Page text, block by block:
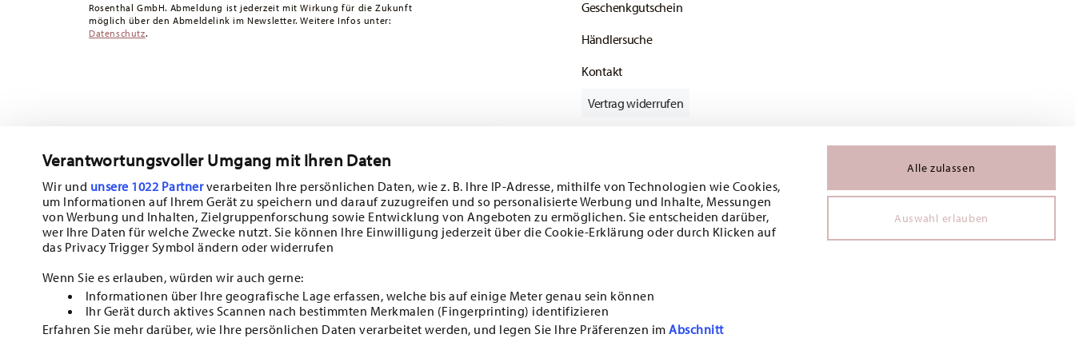
Verantwortungsvoller Umgang mit Ihren Daten
Wir und unsere 1022 Partnerverarbeiten Ihre persönlichen Daten, wie z. B. Ihre IP-Adresse, mithilfe von Technologien wie Cookies,
um Informationen auf Ihrem Gerät zu speichern und darauf zuzugreifen und so personalisierte Werbung und Inhalte, Messungen
von Werbung und Inhalten, Zielgruppenforschung sowie Entwicklung von Angeboten zu ermöglichen. Sie entscheiden darüber,
wer Ihre Daten für welche Zwecke nutzt. Sie können Ihre Einwilligung jederzeit über die Cookie-Erklärung oder durch Klicken auf
das Privacy Trigger Symbol ändern oder widerrufen
Wenn Sie es erlauben, würden wir auch gerne:
Informationen über Ihre geografische Lage erfassen, welche bis auf einige Meter genau sein können
Ihr Gerät durch aktives Scannen nach bestimmten Merkmalen (Fingerprinting) identifizieren
Erfahren Sie mehr darüber, wie Ihre persönlichen Daten verarbeitet werden, und legen Sie Ihre Präferenzen im Abschnitt
Alle zulassen
Auswahl erlauben
Retouren:Für Retouren nutzen Sie bitte unserenRetourenservice
Rosenthal GmbH. Abmeldung ist jederzeit mit Wirkung für die Zukunft
möglich über den Abmeldelink im Newsletter. Weitere Infos unter:
Datenschutz.
Geschenkgutschein
Händlersuche
Kontakt
Vertrag widerrufen
Folgen Sie uns auf
Design & Funktionalität für Ihr Zuhause
HOMEPAGE AGB DATENSCHUTZHINWEISE IMPRESSUM COOKIE-EINWILLIGUNG ÄNDERN
Abonnieren Sie unseren Newsletter und erhalten Sie einen Rabatt im Wert von
10%!
Halten Sie sich über Neuigkeiten, Trends und
Sonderangebote auf dem Laufenden.
Insert your email to register for the newsletters
ANMELDENi